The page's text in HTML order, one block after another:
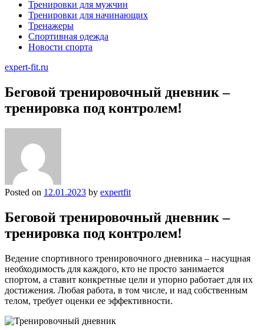
Тренировки для мужчин
Тренировки для начинающих
Тренажеры
Спортивная одежда
Новости спорта
expert-fit.ru
Беговой тренировочный дневник –
тренировка под контролем!
Posted on 12.01.2023 by expertfit
Беговой тренировочный дневник –
тренировка под контролем!
Ведение спортивного тренировочного дневника – насущная
необходимость для каждого, кто не просто занимается
спортом, а ставит конкретные цели и упорно работает для их
достижения. Любая работа, в том числе, и над собственным
телом, требует оценки ее эффективности.